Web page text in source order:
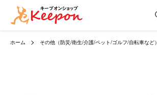
ホーム その他（防災/衛生/介護/ペット/ゴルフ/自転車など）